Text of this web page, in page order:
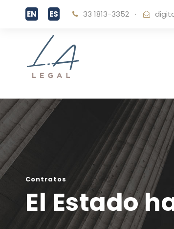
33 1813-3352 ·
Contratos
El Estado